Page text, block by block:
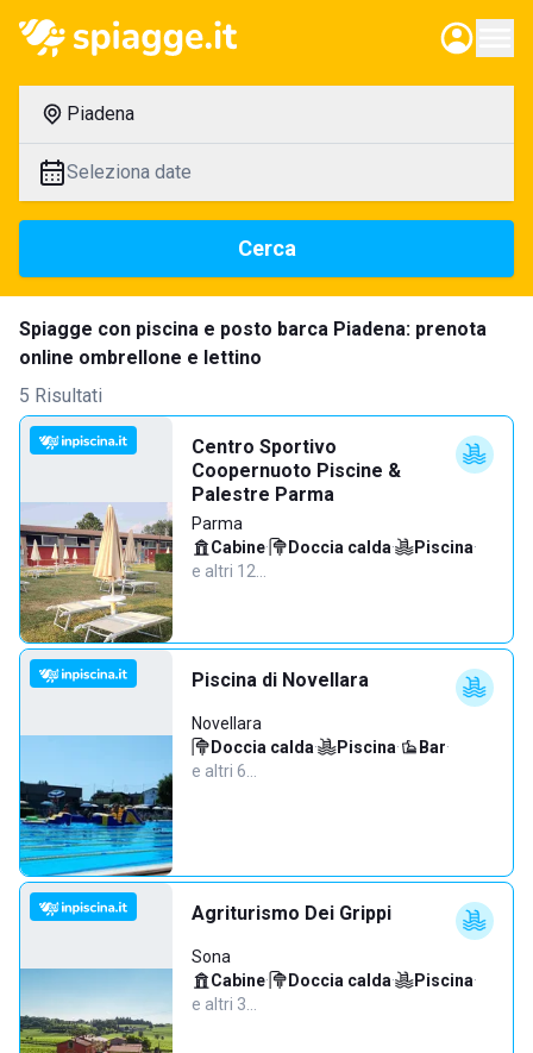
Piadena
Seleziona date
Cerca
Spiagge con piscina e posto barca Piadena: prenota
online ombrellone e lettino
5 Risultati
Centro Sportivo
Coopernuoto Piscine &
Palestre Parma
Parma
Cabine· Doccia calda· Piscina·
e altri 12…
Piscina di Novellara
Novellara
Doccia calda· Piscina· Bar·
e altri 6…
Agriturismo Dei Grippi
Sona
Cabine· Doccia calda· Piscina·
e altri 3…